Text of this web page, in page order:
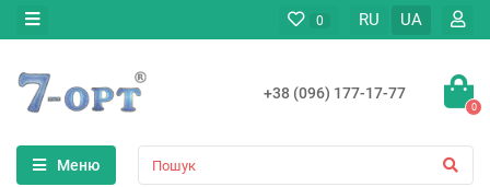
0 RU UA
+38 (096) 177-17-77
0
Меню